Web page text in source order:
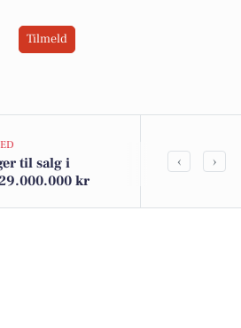
Tilmeld
til salg i
kr
Oplev
‹ ›